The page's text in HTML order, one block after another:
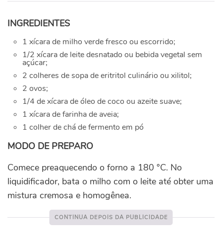
INGREDIENTES
1 xícara de milho verde fresco ou escorrido;
1/2 xícara de leite desnatado ou bebida vegetal sem
açúcar;
2 colheres de sopa de eritritol culinário ou xilitol;
2 ovos;
1/4 de xícara de óleo de coco ou azeite suave;
1 xícara de farinha de aveia;
1 colher de chá de fermento em pó
MODO DE PREPARO
Comece preaquecendo o forno a 180 °C. No
liquidificador, bata o milho com o leite até obter uma
mistura cremosa e homogênea.